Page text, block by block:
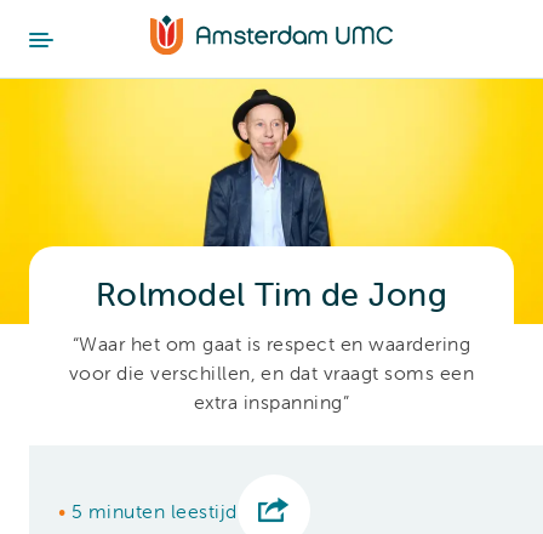
Rolmodel Tim de Jong
“Waar het om gaat is respect en waardering
voor die verschillen, en dat vraagt soms een
extra inspanning”
• 5 minuten leestijd